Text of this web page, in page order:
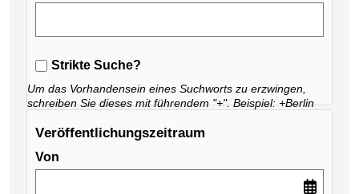
Strikte Suche?
Um das Vorhandensein eines Suchworts zu erzwingen,
schreiben Sie dieses mit führendem "+". Beispiel: +Berlin
Veröffentlichungszeitraum
Von